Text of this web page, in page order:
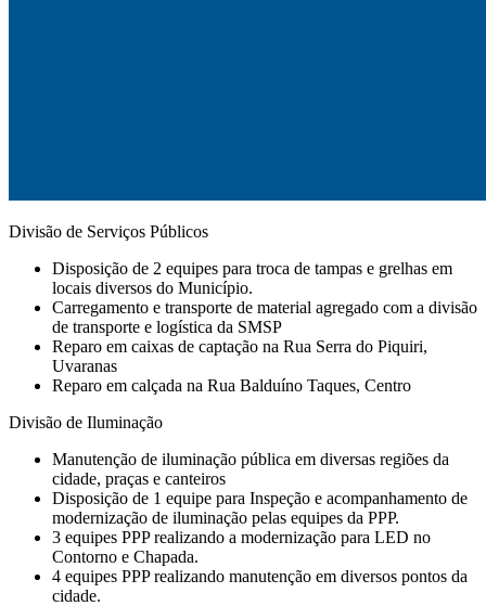
Divisão de Serviços Públicos
Disposição de 2 equipes para troca de tampas e grelhas em
locais diversos do Município.
Carregamento e transporte de material agregado com a divisão
de transporte e logística da SMSP
Reparo em caixas de captação na Rua Serra do Piquiri,
Uvaranas
Reparo em calçada na Rua Balduíno Taques, Centro
Divisão de Iluminação
Manutenção de iluminação pública em diversas regiões da
cidade, praças e canteiros
Disposição de 1 equipe para Inspeção e acompanhamento de
modernização de iluminação pelas equipes da PPP.
3 equipes PPP realizando a modernização para LED no
Contorno e Chapada.
4 equipes PPP realizando manutenção em diversos pontos da
cidade.